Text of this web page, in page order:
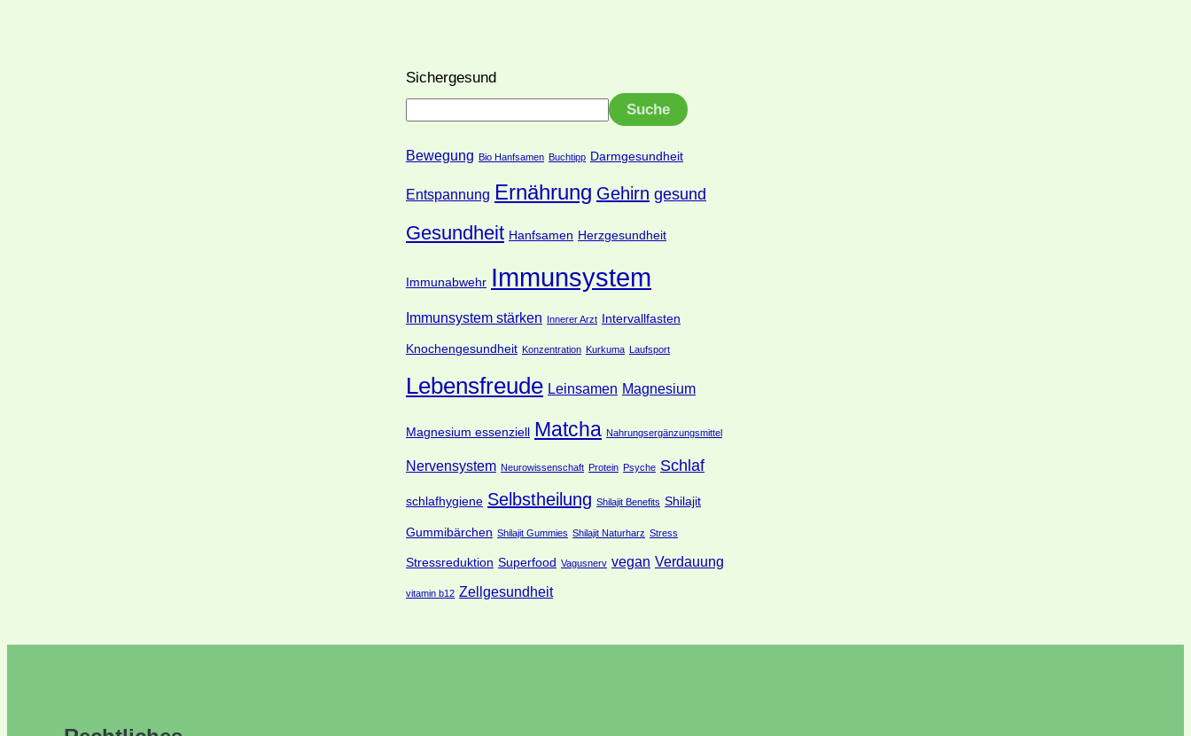
Sichergesund
Suche
Bewegung Bio Hanfsamen Buchtipp Darmgesundheit
Entspannung Ernährung Gehirn gesund
Gesundheit Hanfsamen Herzgesundheit
Immunabwehr Immunsystem
Immunsystem stärken Innerer Arzt Intervallfasten
Knochengesundheit Konzentration Kurkuma Laufsport
Lebensfreude Leinsamen Magnesium
Magnesium essenziell Matcha Nahrungsergänzungsmittel
Nervensystem Neurowissenschaft Protein Psyche Schlaf
schlafhygiene Selbstheilung Shilajit Benefits Shilajit
Gummibärchen Shilajit Gummies Shilajit Naturharz Stress
Stressreduktion Superfood Vagusnerv vegan Verdauung
vitamin b12 Zellgesundheit